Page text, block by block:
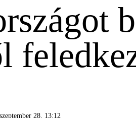
28. 13:12